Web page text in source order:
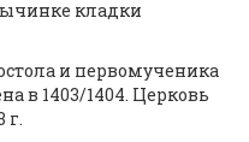
кладки
и первомученика
в 1403/1404. Церковь
г.